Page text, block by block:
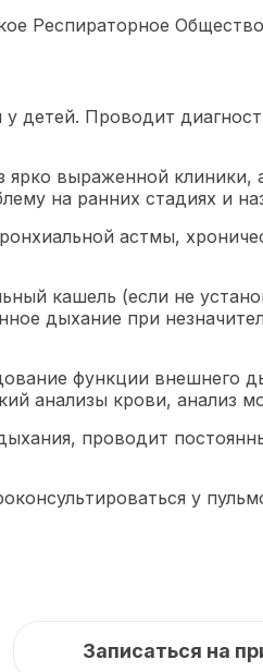
Респираторное
детей. Проводит
выраженной клиники,
на ранних стадиях и
астмы,
кашель (если не
дыхание при
функции внешнего
анализы крови, анализ
проводит
у
Записаться на